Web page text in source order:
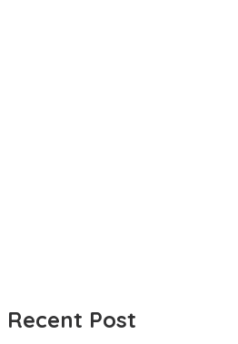
Recent Post